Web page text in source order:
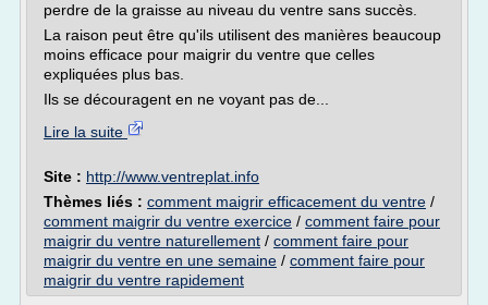
perdre de la graisse au niveau du ventre sans succès.
La raison peut être qu'ils utilisent des manières beaucoup
moins efficace pour maigrir du ventre que celles
expliquées plus bas.
Ils se découragent en ne voyant pas de...
Lire la suite
Site : http://www.ventreplat.info
Thèmes liés : comment maigrir efficacement du ventre /
comment maigrir du ventre exercice / comment faire pour
maigrir du ventre naturellement / comment faire pour
maigrir du ventre en une semaine / comment faire pour
maigrir du ventre rapidement